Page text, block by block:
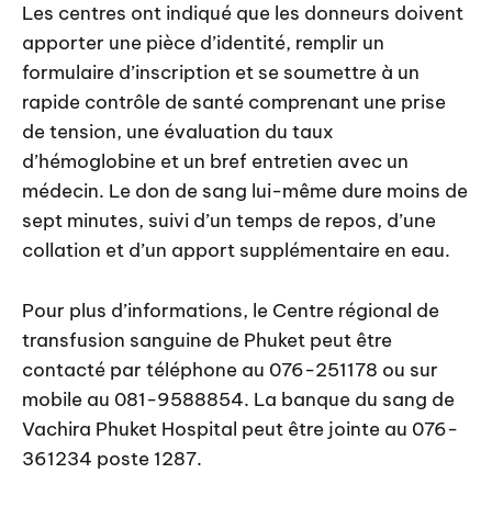
Les centres ont indiqué que les donneurs doivent
apporter une pièce d’identité, remplir un
formulaire d’inscription et se soumettre à un
rapide contrôle de santé comprenant une prise
de tension, une évaluation du taux
d’hémoglobine et un bref entretien avec un
médecin. Le don de sang lui-même dure moins de
sept minutes, suivi d’un temps de repos, d’une
collation et d’un apport supplémentaire en eau.
Pour plus d’informations, le Centre régional de
transfusion sanguine de Phuket peut être
contacté par téléphone au 076-251178 ou sur
mobile au 081-9588854. La banque du sang de
Vachira Phuket Hospital peut être jointe au 076-
361234 poste 1287.